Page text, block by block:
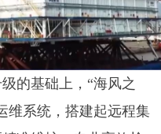
的基础上，“海风之
维系统，搭建起远程集